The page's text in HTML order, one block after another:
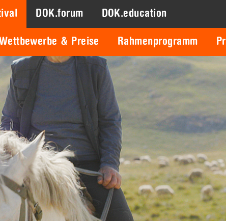
& Preise Rahmenprogramm
DOK.forum DOK.education